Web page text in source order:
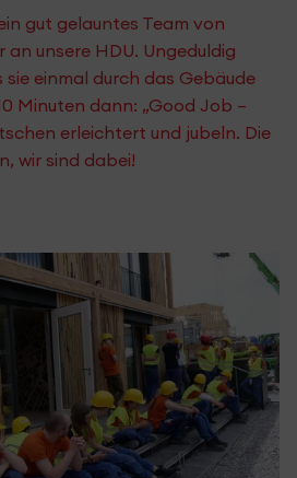
gut gelauntes Team von
unsere HDU. Ungeduldig
einmal durch das Gebäude
Minuten dann: „Good Job –
erleichtert und jubeln. Die
wir sind dabei!